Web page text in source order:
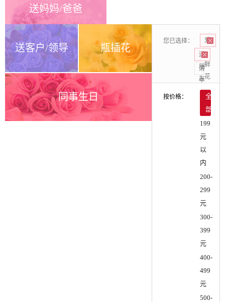
送妈妈/爸爸
送客户/领导 瓶插花
同事生日
您已选择：
爱
情
鲜
花
送
朋
友
清
空
按价格：
全
部
199
元
以
内
200-
299
元
300-
399
元
400-
499
元
500-